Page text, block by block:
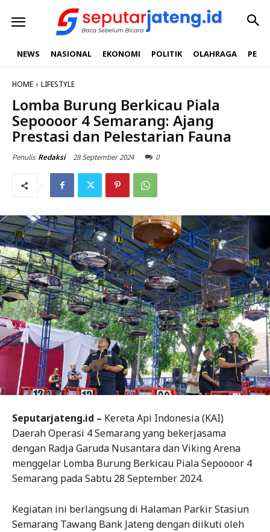
NEWS NASIONAL EKONOMI POLITIK OLAHRAGA
HOME LIFESTYLE
Lomba Burung Berkicau Piala
Sepoooor 4 Semarang: Ajang
Prestasi dan Pelestarian Fauna
Penulis Redaksi 28 September 2024 0
Seputarjateng.id – Kereta Api Indonesia (KAI)
Daerah Operasi 4 Semarang yang bekerjasama
dengan Radja Garuda Nusantara dan Viking Arena
menggelar Lomba Burung Berkicau Piala Sepoooor 4
Semarang pada Sabtu 28 September 2024.
Kegiatan ini berlangsung di Halaman Parkir Stasiun
Semarang Tawang Bank Jateng dengan diikuti oleh